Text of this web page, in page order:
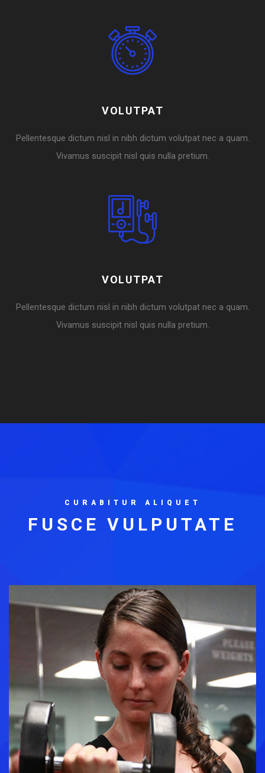
VOLUTPAT
Pellentesque dictum nisl in nibh dictum volutpat nec a quam.
Vivamus suscipit nisl quis nulla pretium.
VOLUTPAT
Pellentesque dictum nisl in nibh dictum volutpat nec a quam.
Vivamus suscipit nisl quis nulla pretium.
CURABITUR ALIQUET
FUSCE VULPUTATE